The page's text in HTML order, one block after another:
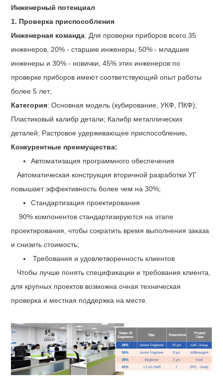
Инженерный потенциал
1. Проверка приспособления
Инженерная команда: Для проверки приборов всего 35
инженеров, 20% - старшие инженеры, 50% - младшие
инженеры и 30% - новички, 45% этих инженеров по
проверке приборов имеют соответствующий опыт работы
более 5 лет;
Категория: Основная модель (кубирование, УКФ, ПКФ);
Пластиковый калибр детали; Калибр металлических
деталей; Растровое удерживающее приспособление.
Конкурентные преимущества:
Автоматизация программного обеспечения
Автоматическая конструкция вторичной разработки УГ
повышает эффективность более чем на 30%;
Стандартизация проектирования
90% компонентов стандартизируются на этапе
проектирования, чтобы сократить время выполнения заказа
и снизить стоимость;
Требования и удовлетворенность клиентов
Чтобы лучше понять спецификации и требования клиента,
для крупных проектов возможна очная техническая
проверка и местная поддержка на месте.